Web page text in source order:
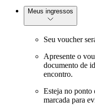
Meus ingressos
Seu voucher
Apresente o
documento de
encontro.
Esteja no ponto
marcada para